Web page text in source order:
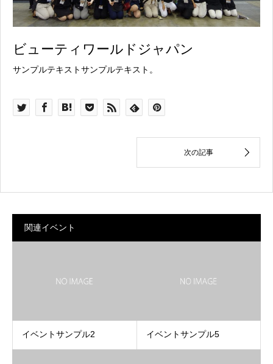
ビューティワールドジャパン
サンプルテキストサンプルテキスト。
関連イベント
イベントサンプル2 イベントサンプル5